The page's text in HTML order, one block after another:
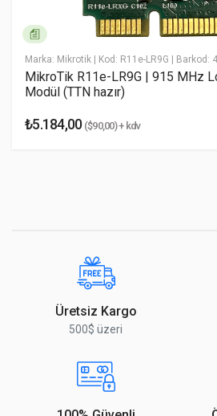
* Ad Soyad
* Email Adresiniz
Yorumu Gönder
Marka: Mikrotik | Kod: R11e-LR9G | Barkod:
MikroTik R11e-LR9G | 915 MHz
Modül (TTN hazır)
₺5.184,00($90,00) + kdv
Üretsiz Kargo
500$ üzeri